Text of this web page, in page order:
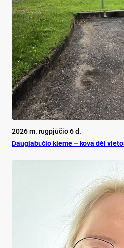
2026 m. rugpjūčio 6 d.
Dau­gia­bu­čio kie­me – ko­va dėl